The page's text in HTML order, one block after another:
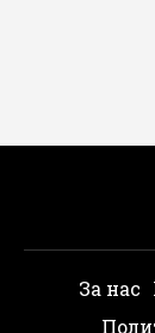
За нас